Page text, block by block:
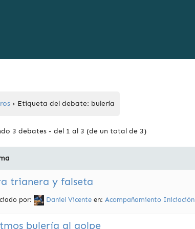
› Etiqueta del debate: bulería
3 debates - del 1 al 3 (de un total de 3)
trianera y falseta
por: Daniel Vicente en: Acompañamiento Iniciación
bulería al golpe